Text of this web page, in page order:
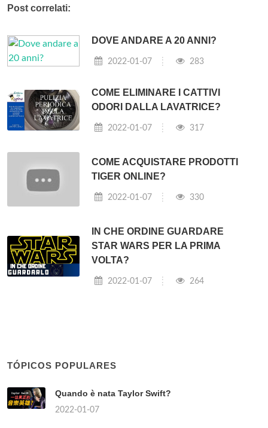
Post correlati:
DOVE ANDARE A 20 ANNI?
2022-01-07 283
COME ELIMINARE I CATTIVI
ODORI DALLA LAVATRICE?
2022-01-07 317
COME ACQUISTARE PRODOTTI
TIGER ONLINE?
2022-01-07 330
IN CHE ORDINE GUARDARE
STAR WARS PER LA PRIMA
VOLTA?
2022-01-07 264
TÓPICOS POPULARES
Quando è nata Taylor Swift?
2022-01-07